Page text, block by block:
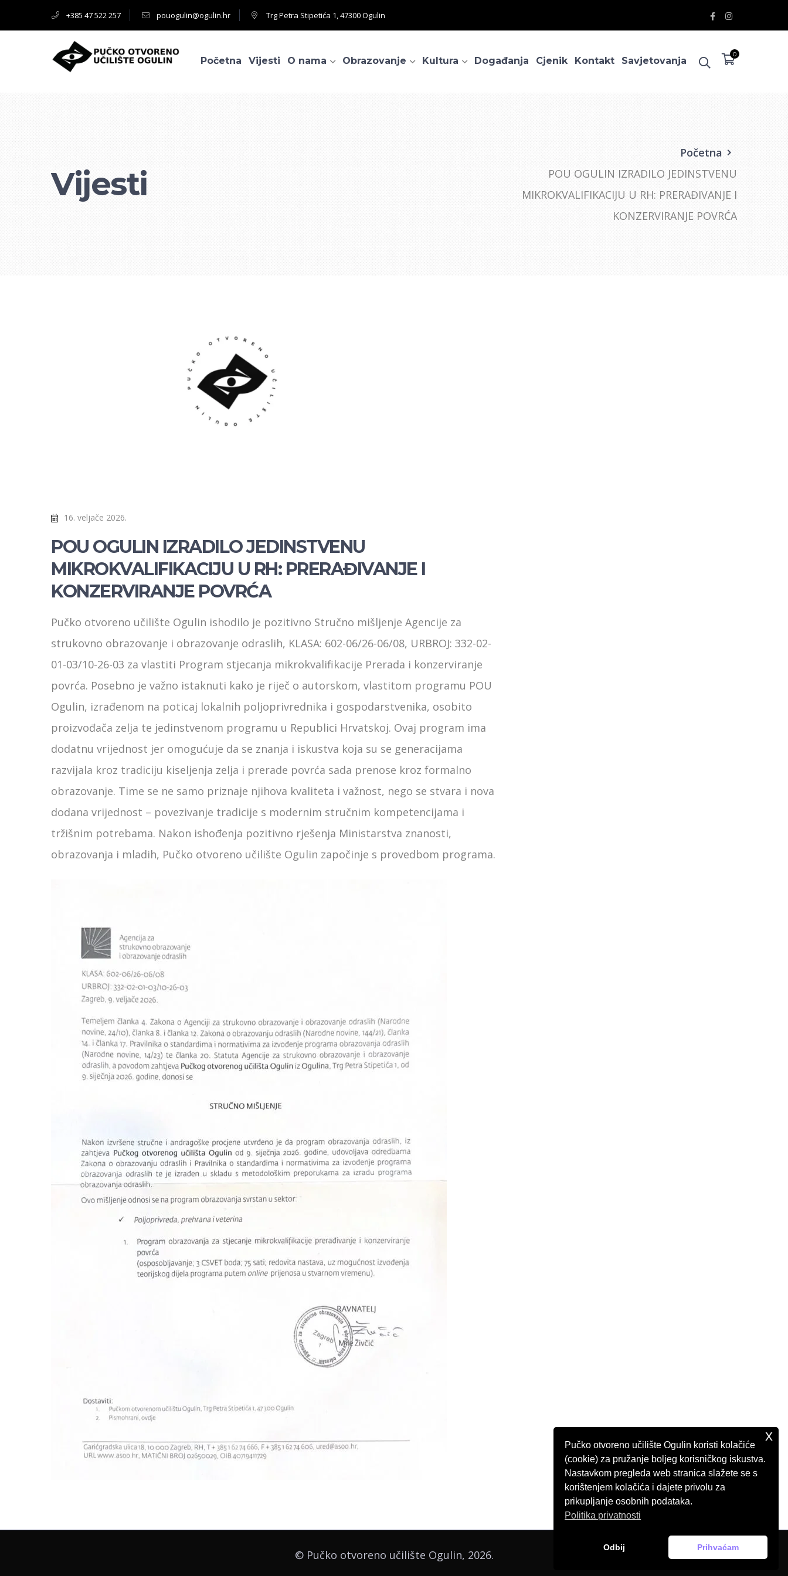
+385 47 522 257 pouogulin@ogulin.hr Trg Petra Stipetića 1, 47300 Ogulin
Facebook
Profile
Instagram
Profile
0
Početna Vijesti O nama Obrazovanje Kultura Događanja Cjenik Kontakt Savjetovanja
Vijesti
Početna
POU OGULIN IZRADILO JEDINSTVENU
MIKROKVALIFIKACIJU U RH: PRERAĐIVANJE I
KONZERVIRANJE POVRĆA
16. veljače 2026.
POU OGULIN IZRADILO JEDINSTVENU
MIKROKVALIFIKACIJU U RH: PRERAĐIVANJE I
KONZERVIRANJE POVRĆA
Pučko otvoreno učilište Ogulin ishodilo je pozitivno Stručno mišljenje Agencije za
strukovno obrazovanje i obrazovanje odraslih, KLASA: 602-06/26-06/08, URBROJ: 332-02-
01-03/10-26-03 za vlastiti Program stjecanja mikrokvalifikacije Prerada i konzerviranje
povrća. Posebno je važno istaknuti kako je riječ o autorskom, vlastitom programu POU
Ogulin, izrađenom na poticaj lokalnih poljoprivrednika i gospodarstvenika, osobito
proizvođača zelja te jedinstvenom programu u Republici Hrvatskoj. Ovaj program ima
dodatnu vrijednost jer omogućuje da se znanja i iskustva koja su se generacijama
razvijala kroz tradiciju kiseljenja zelja i prerade povrća sada prenose kroz formalno
obrazovanje. Time se ne samo priznaje njihova kvaliteta i važnost, nego se stvara i nova
dodana vrijednost – povezivanje tradicije s modernim stručnim kompetencijama i
tržišnim potrebama. Nakon ishođenja pozitivno rješenja Ministarstva znanosti,
obrazovanja i mladih, Pučko otvoreno učilište Ogulin započinje s provedbom programa.
© Pučko otvoreno učilište Ogulin, 2026.
Pučko otvoreno učilište Ogulin koristi kolačiće
(cookie) za pružanje boljeg korisničkog iskustva.
Nastavkom pregleda web stranica slažete se s
korištenjem kolačića i dajete privolu za
prikupljanje osobnih podataka.
Politika privatnosti
Odbij Prihvaćam
x